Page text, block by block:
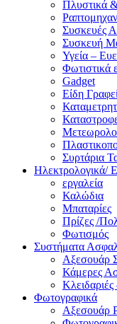
Πλυστικά
Συσκευές
Συσκευή
Υγεία –
Φωτιστικά
Gadget
Είδη
Συρτάρια
Ηλεκτρολογικά/
εργαλεία
Καλώδια
Μπαταρίες
Πρίζες /
Φωτισμός
Συστήματα
Αξεσουάρ
Κάμερες
Φωτογραφικά
Αξεσουάρ